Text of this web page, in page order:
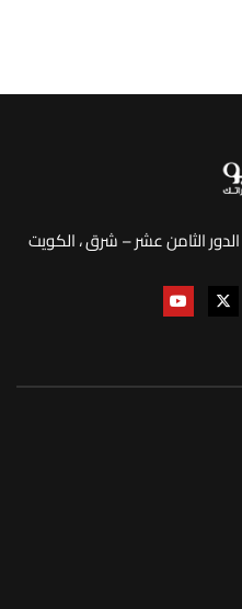
الثامن عشر – شرق ، الكويت